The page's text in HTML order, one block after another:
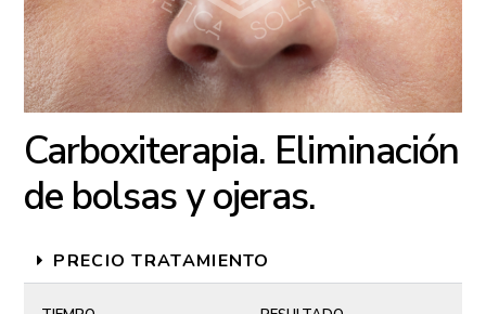
Carboxiterapia. Eliminación
de bolsas y ojeras.
PRECIO TRATAMIENTO